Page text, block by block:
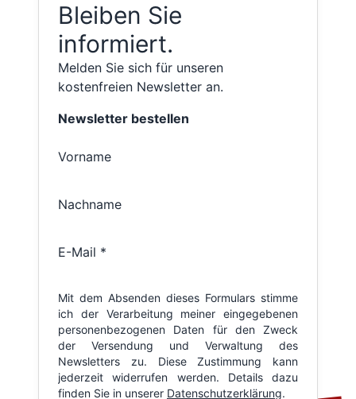
Bleiben Sie
informiert.
Melden Sie sich für unseren
kostenfreien Newsletter an.